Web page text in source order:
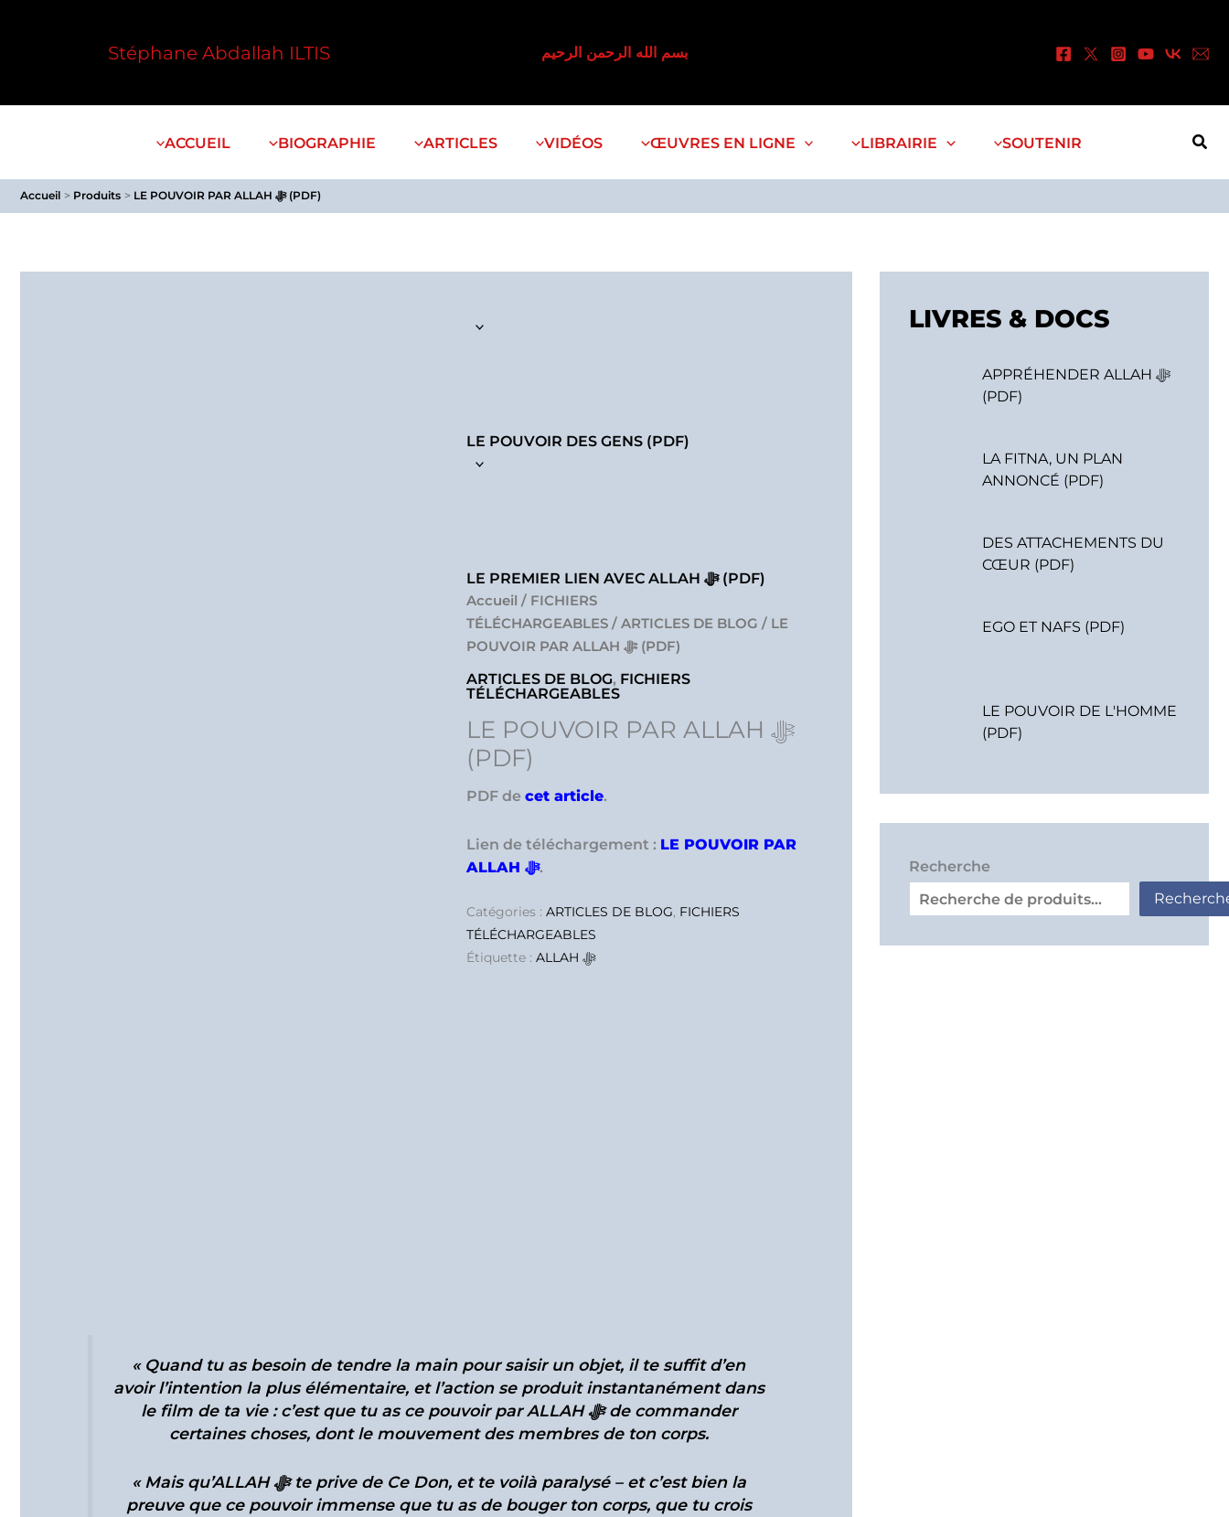
Stéphane Abdallah ILTIS بسم الله الرحمن الرحيم
ACCUEIL BIOGRAPHIE ARTICLES VIDÉOS ŒUVRES EN LIGNE LIBRAIRIE SOUTENIR
Accueil Produits LE POUVOIR PAR ALLAH ﷻ (PDF)
LE POUVOIR DES GENS (PDF)
LE PREMIER LIEN AVEC ALLAH ﷻ (PDF)
Accueil / FICHIERS
TÉLÉCHARGEABLES/ ARTICLES DE BLOG / LE
POUVOIR PAR ALLAH ﷻ (PDF)
ARTICLES DE BLOG, FICHIERS
TÉLÉCHARGEABLES
LE POUVOIR PAR ALLAH ﷻ
(PDF)
PDF de cet article.
Lien de téléchargement : LE POUVOIR PAR
ALLAH ﷻ.
Catégories : ARTICLES DE BLOG, FICHIERS
TÉLÉCHARGEABLES
Étiquette :
ALLAH ﷻ
« Quand tu as besoin de tendre la main pour saisir un objet, il te suffit d’en
avoir l’intention la plus élémentaire, et l’action se produit instantanément dans
le film de ta vie : c’est que tu as ce pouvoir par ALLAH ﷻ de commander
certaines choses, dont le mouvement des membres de ton corps.
« Mais qu’ALLAH ﷻ te prive de Ce Don, et te voilà paralysé – et c’est bien la
preuve que ce pouvoir immense que tu as de bouger ton corps, que tu crois
LIVRES & DOCS
APPRÉHENDER ALLAH ﷻ
(PDF)
LA FITNA, UN PLAN
ANNONCÉ (PDF)
DES ATTACHEMENTS DU
CŒUR (PDF)
EGO ET NAFS (PDF)
LE POUVOIR DE L'HOMME
(PDF)
Recherche